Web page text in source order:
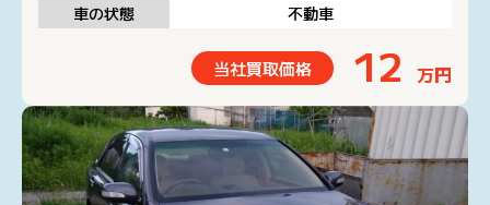
車の状態
不動車
当社買取価格 12 万円